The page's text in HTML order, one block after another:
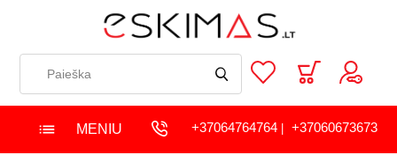
MENIU +37064764764| +37060673673